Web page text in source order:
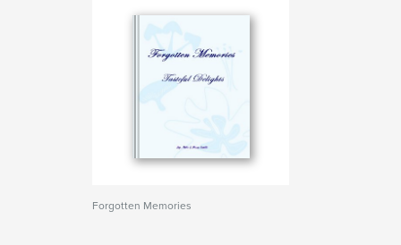
Forgotten Memories